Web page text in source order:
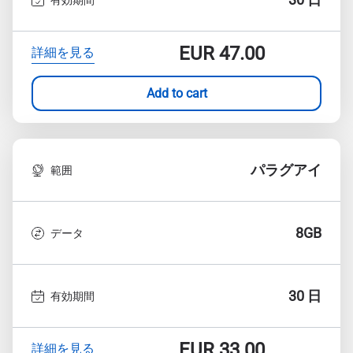
詳細を見る EUR47.00
Add to cart
範囲 パラグアイ
データ 8GB
有効期間 30 日
詳細を見る